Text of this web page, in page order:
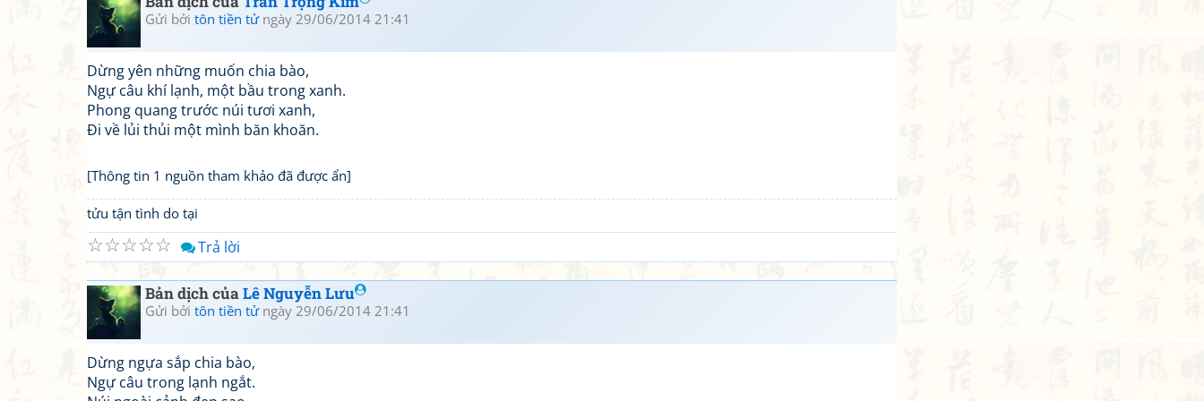
Gửi bởi tôn tiền tửngày 29/06/2014 21:41
Dừng yên những muốn chia bào,
Ngự câu khí lạnh, một bầu trong xanh.
Phong quang trước núi tươi xanh,
Đi về lủi thủi một mình băn khoăn.
[Thông tin 1 nguồn tham khảo đã được ẩn]
tửu tận tình do tại
☆
☆
☆
☆
☆ Trả lời
Bản dịch củaLê Nguyễn Lưu
Gửi bởi tôn tiền tửngày 29/06/2014 21:41
Dừng ngựa sắp chia bào,
Ngự câu trong lạnh ngắt.